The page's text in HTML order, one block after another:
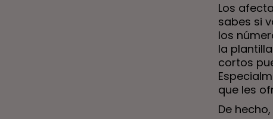
Los
sabes si
los
la
cortos
que les
De